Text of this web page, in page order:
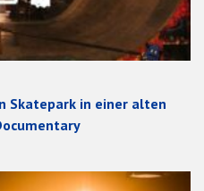
Skatepark in einer alten